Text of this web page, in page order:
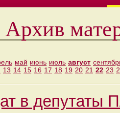
май июнь июль август
13 14 15 16 17 18 19 20 21 22 23
в депутаты